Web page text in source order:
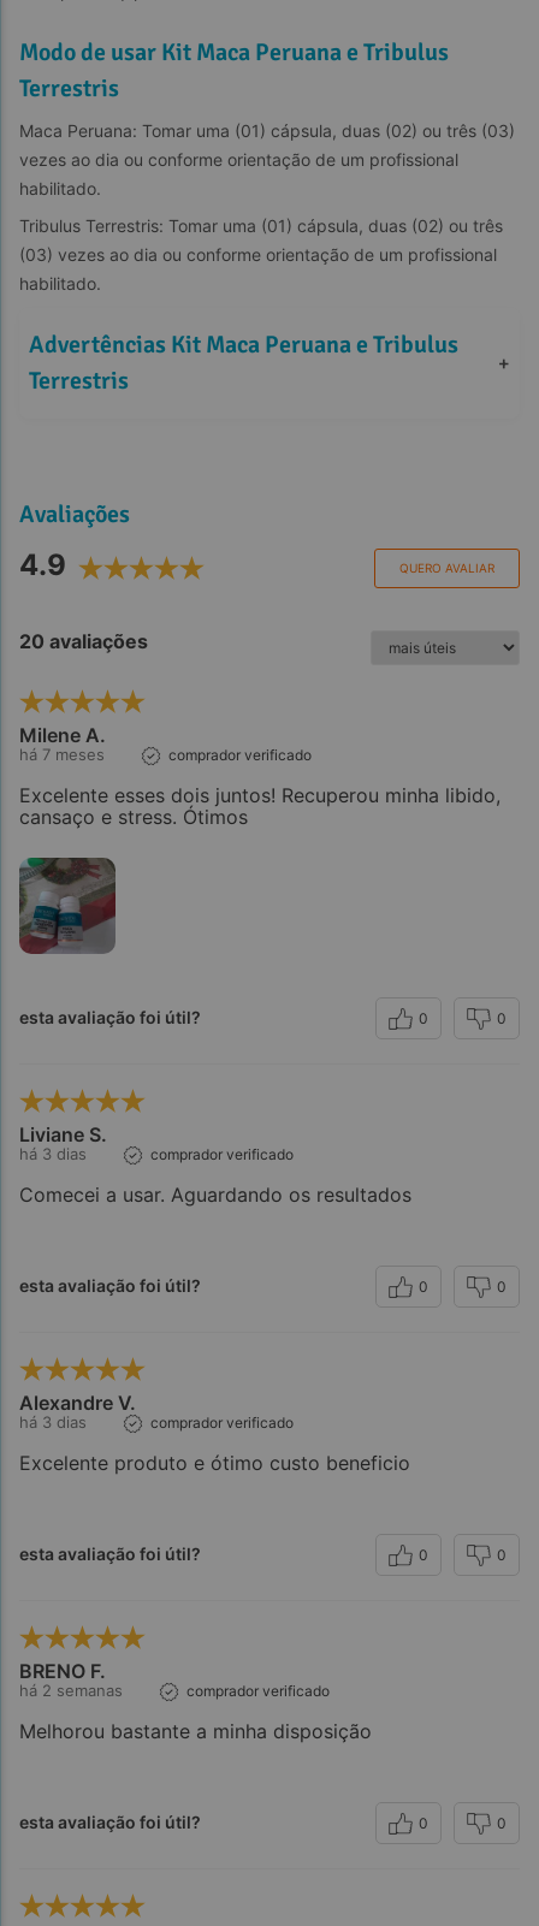
Modo de usar Kit Maca Peruana e Tribulus
Terrestris
Maca Peruana: Tomar uma (01) cápsula, duas (02) ou três (03)
vezes ao dia ou conforme orientação de um profissional
habilitado.
Tribulus Terrestris: Tomar uma (01) cápsula, duas (02) ou três
(03) vezes ao dia ou conforme orientação de um profissional
habilitado.
Advertências Kit Maca Peruana e Tribulus
Terrestris
+
Avaliações
4.9 QUERO AVALIAR
20 avaliações
Milene A.
há 7 meses comprador verificado
Excelente esses dois juntos! Recuperou minha libido,
cansaço e stress. Ótimos
esta avaliação foi útil? 0 0
Liviane S.
há 3 dias comprador verificado
Comecei a usar. Aguardando os resultados
esta avaliação foi útil? 0 0
Alexandre V.
há 3 dias comprador verificado
Excelente produto e ótimo custo beneficio
esta avaliação foi útil? 0 0
BRENO F.
há 2 semanas comprador verificado
Melhorou bastante a minha disposição
esta avaliação foi útil? 0 0